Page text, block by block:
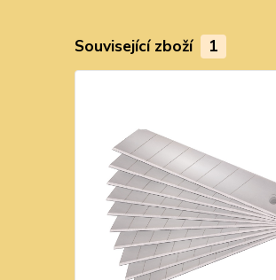
Související zboží 1